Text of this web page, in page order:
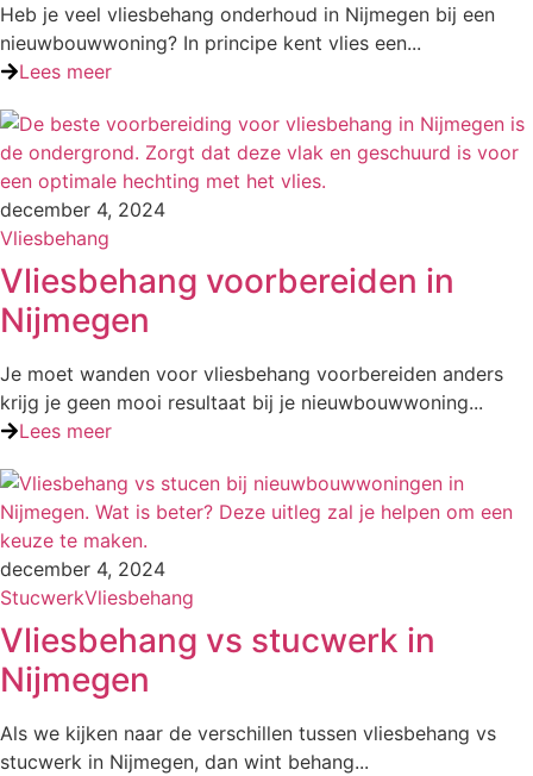
Heb je veel vliesbehang onderhoud in Nijmegen bij een
nieuwbouwwoning? In principe kent vlies een...
Lees meer
december 4, 2024
Vliesbehang
Vliesbehang voorbereiden in
Nijmegen
Je moet wanden voor vliesbehang voorbereiden anders
krijg je geen mooi resultaat bij je nieuwbouwwoning...
Lees meer
december 4, 2024
StucwerkVliesbehang
Vliesbehang vs stucwerk in
Nijmegen
Als we kijken naar de verschillen tussen vliesbehang vs
stucwerk in Nijmegen, dan wint behang...